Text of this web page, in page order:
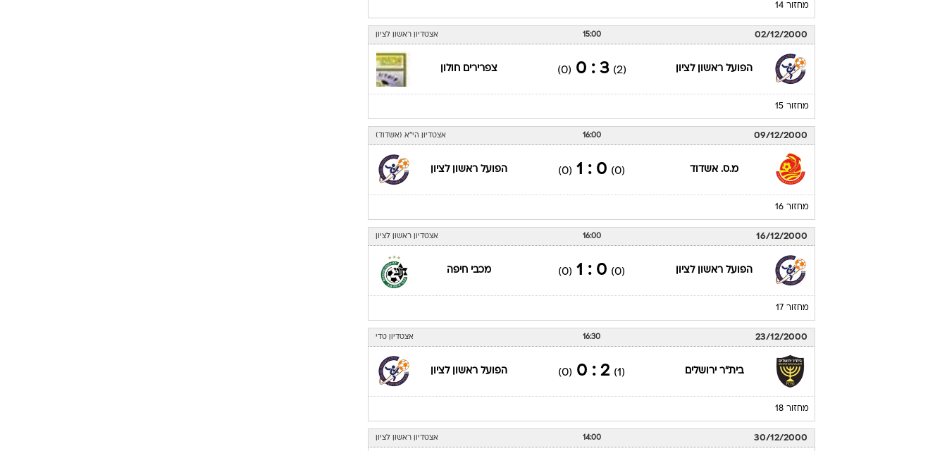
מחזור 14
02/12/2000
15:00 אצטדיון ראשון לציון
הפועל ראשון לציון (2)
3 : 0
(0) צפרירים חולון
מחזור 15
09/12/2000
16:00 אצטדיון הי"א (אשדוד)
מ.ס. אשדוד (0)
0 : 1
(0) הפועל ראשון לציון
מחזור 16
16/12/2000
16:00 אצטדיון ראשון לציון
הפועל ראשון לציון (0)
0 : 1
(0) מכבי חיפה
מחזור 17
23/12/2000
16:30 אצטדיון טדי
בית"ר ירושלים (1)
2 : 0
(0) הפועל ראשון לציון
מחזור 18
30/12/2000
14:00 אצטדיון ראשון לציון